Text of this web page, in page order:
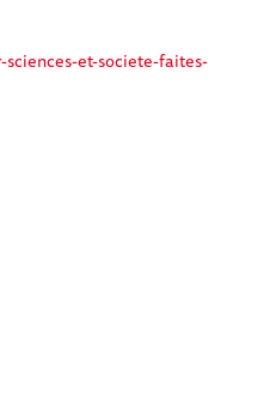
et-societe-faites-